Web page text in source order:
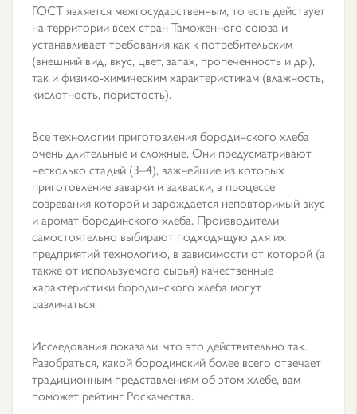
ГОСТ является межгосударственным, то есть действует
на территории всех стран Таможенного союза и
устанавливает требования как к потребительским
(внешний вид, вкус, цвет, запах, пропеченность и др.),
так и физико-химическим характеристикам (влажность,
кислотность, пористость).
Все технологии приготовления бородинского хлеба
очень длительные и сложные. Они предусматривают
несколько стадий (3–4), важнейшие из которых
приготовление заварки и закваски, в процессе
созревания которой и зарождается неповторимый вкус
и аромат бородинского хлеба. Производители
самостоятельно выбирают подходящую для их
предприятий технологию, в зависимости от которой (а
также от используемого сырья) качественные
характеристики бородинского хлеба могут
различаться.
Исследования показали, что это действительно так.
Разобраться, какой бородинский более всего отвечает
традиционным представлениям об этом хлебе, вам
поможет рейтинг Роскачества.